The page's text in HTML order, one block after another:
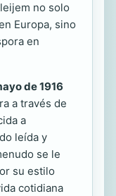
no solo
Europa, sino
en
de 1916
a través de
a
leída y
se le
su estilo
cotidiana